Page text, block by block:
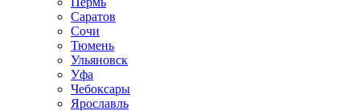
Саратов
Сочи
Тюмень
Ульяновск
Уфа
Чебоксары
Ярославль